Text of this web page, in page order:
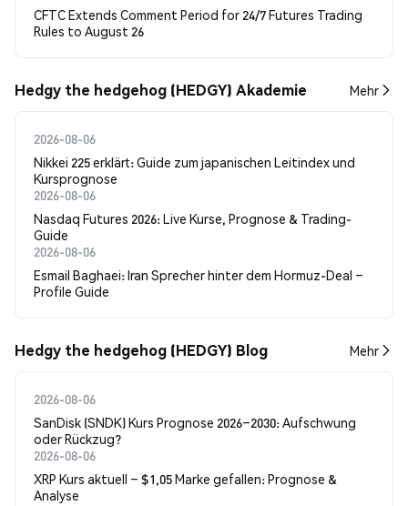
CFTC Extends Comment Period for 24/7 Futures Trading
Rules to August 26
Hedgy the hedgehog (HEDGY) Akademie Mehr
2026-08-06
Nikkei 225 erklärt: Guide zum japanischen Leitindex und
Kursprognose
2026-08-06
Nasdaq Futures 2026: Live Kurse, Prognose & Trading-
Guide
2026-08-06
Esmail Baghaei: Iran Sprecher hinter dem Hormuz-Deal –
Profile Guide
Hedgy the hedgehog (HEDGY) Blog Mehr
2026-08-06
SanDisk (SNDK) Kurs Prognose 2026–2030: Aufschwung
oder Rückzug?
2026-08-06
XRP Kurs aktuell – $1,05 Marke gefallen: Prognose &
Analyse